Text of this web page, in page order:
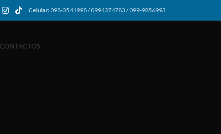
Celular: 098-3541998 / 0994374783 / 099-9856993
CONTACTOS